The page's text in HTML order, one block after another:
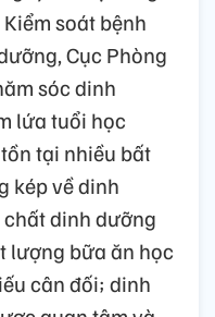
soát bệnh
Cục Phòng
sóc dinh
lứa tuổi học
tại nhiều bất
kép về dinh
dinh dưỡng
lượng bữa ăn học
cân đối; dinh